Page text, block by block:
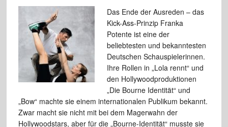
Das Ende der Ausreden – das
Kick-Ass-Prinzip Franka
Potente ist eine der
beliebtesten und bekanntesten
Deutschen Schauspielerinnen.
Ihre Rollen in „Lola rennt“ und
den Hollywoodproduktionen
„Die Bourne Identität“ und
„Bow“ machte sie einem internationalen Publikum bekannt.
Zwar macht sie nicht mit bei dem Magerwahn der
Hollywoodstars, aber für die „Bourne-Identität“ musste sie